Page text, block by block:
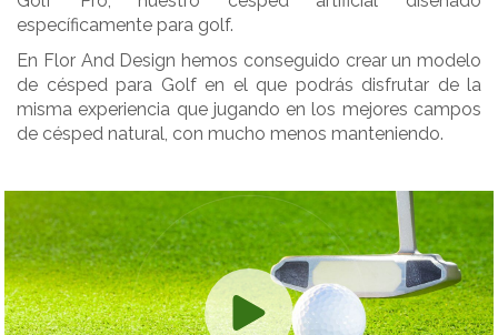
específicamente para golf.
En Flor And Design hemos conseguido crear un modelo
de césped para Golf en el que podrás disfrutar de la
misma experiencia que jugando en los mejores campos
de césped natural, con mucho menos manteniendo.